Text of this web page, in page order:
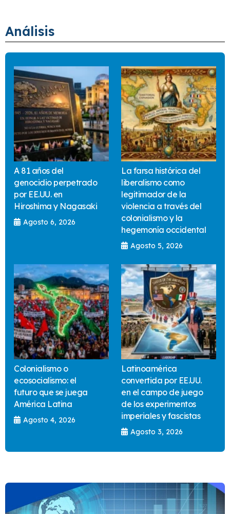
Análisis
A 81 años del
genocidio perpetrado
por EE.UU. en
Hiroshima y Nagasaki
Agosto 6, 2026
La farsa histórica del
liberalismo como
legitimador de la
violencia a través del
colonialismo y la
hegemonía occidental
Agosto 5, 2026
Colonialismo o
ecosocialismo: el
futuro que se juega
América Latina
Agosto 4, 2026
Latinoamérica
convertida por EE.UU.
en el campo de juego
de los experimentos
imperiales y fascistas
Agosto 3, 2026